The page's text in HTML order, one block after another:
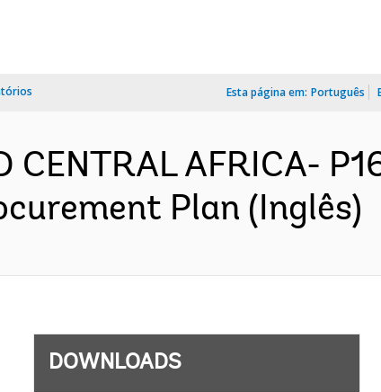
Esta página em: Português
CENTRAL AFRICA-
Plan (Inglês)
DOWNLOADS